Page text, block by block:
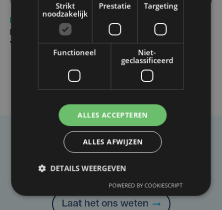
do 6 augustus | 10:49
Margot Vanpachtenbeke beklimt zeven keer de Mont
Ventoux
Taalfout opgemerkt?
artikel?
Laat het ons weten
Strikt
noodzakelijk
Prestatie Targeting
Functioneel
Niet-
geclassificeerd
ALLES ACCEPTEREN
ALLES AFWIJZEN
DETAILS WEERGEVEN
POWERED BY COOKIESCRIPT